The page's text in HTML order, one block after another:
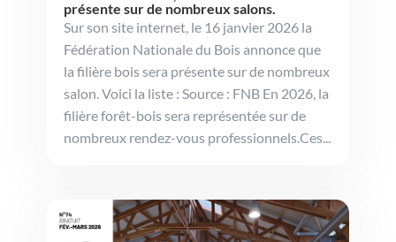
présente sur de nombreux salons.
Sur son site internet, le 16 janvier 2026 la
Fédération Nationale du Bois annonce que
la filière bois sera présente sur de nombreux
salon. Voici la liste : Source : FNB En 2026, la
filière forêt-bois sera représentée sur de
nombreux rendez-vous professionnels.Ces...